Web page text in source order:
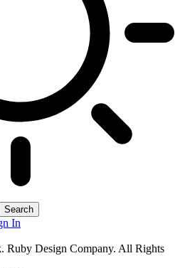
In
Design Company. All Rights